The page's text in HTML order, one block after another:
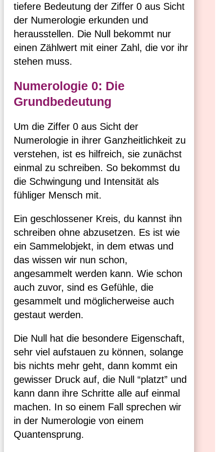
tiefere Bedeutung der Ziffer 0 aus Sicht
der Numerologie erkunden und
herausstellen. Die Null bekommt nur
einen Zählwert mit einer Zahl, die vor ihr
stehen muss.
Numerologie 0: Die
Grundbedeutung
Um die Ziffer 0 aus Sicht der
Numerologie in ihrer Ganzheitlichkeit zu
verstehen, ist es hilfreich, sie zunächst
einmal zu schreiben. So bekommst du
die Schwingung und Intensität als
fühliger Mensch mit.
Ein geschlossener Kreis, du kannst ihn
schreiben ohne abzusetzen. Es ist wie
ein Sammelobjekt, in dem etwas und
das wissen wir nun schon,
angesammelt werden kann. Wie schon
auch zuvor, sind es Gefühle, die
gesammelt und möglicherweise auch
gestaut werden.
Die Null hat die besondere Eigenschaft,
sehr viel aufstauen zu können, solange
bis nichts mehr geht, dann kommt ein
gewisser Druck auf, die Null “platzt” und
kann dann ihre Schritte alle auf einmal
machen. In so einem Fall sprechen wir
in der Numerologie von einem
Quantensprung.